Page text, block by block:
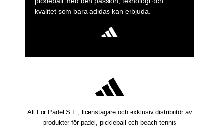
kvalitet som bara adidas kan erbjuda.
All For Padel S.L., licenstagare och exklusiv distributör av
produkter för padel, pickleball och beach tennis